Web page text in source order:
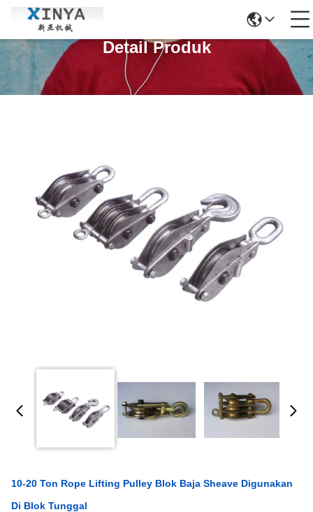
Detail Produk
10-20 Ton Rope Lifting Pulley Blok Baja Sheave Digunakan
Di Blok Tunggal